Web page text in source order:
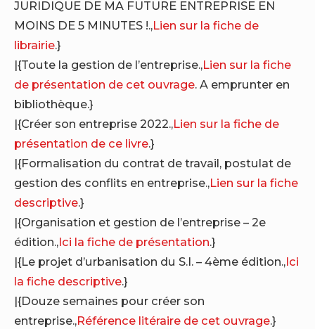
JURIDIQUE DE MA FUTURE ENTREPRISE EN
MOINS DE 5 MINUTES !.,Lien sur la fiche de
librairie.}
|{Toute la gestion de l’entreprise.,Lien sur la fiche
de présentation de cet ouvrage. A emprunter en
bibliothèque.}
|{Créer son entreprise 2022.,Lien sur la fiche de
présentation de ce livre.}
|{Formalisation du contrat de travail, postulat de
gestion des conflits en entreprise.,Lien sur la fiche
descriptive.}
|{Organisation et gestion de l’entreprise – 2e
édition.,Ici la fiche de présentation.}
|{Le projet d’urbanisation du S.I. – 4ème édition.,Ici
la fiche descriptive.}
|{Douze semaines pour créer son
entreprise.,Référence litéraire de cet ouvrage.}